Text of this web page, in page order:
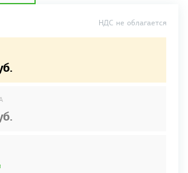
НДС не облагается